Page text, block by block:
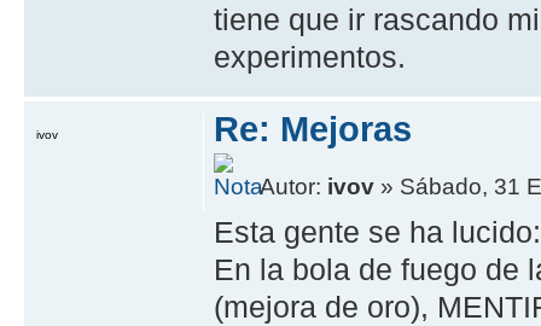
tiene que ir rascando
experimentos.
Re: Mejoras
Autor: ivov » Sábado, 31
Esta gente se ha lucido:
En la bola de fuego de
(mejora de oro),
ivov